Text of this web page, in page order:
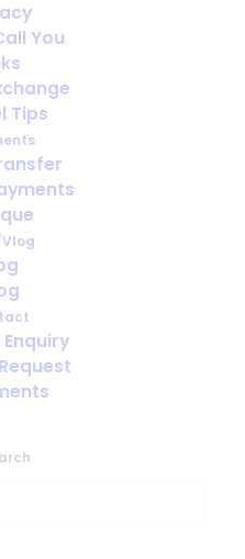
You
Tips
une possible
qui permettrait